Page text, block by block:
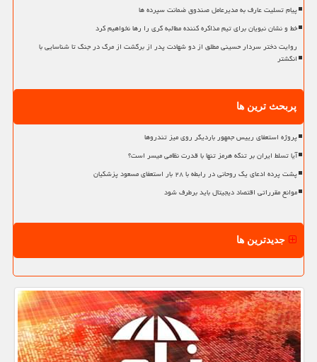
پیام تسلیت عارف به مدیرعامل صندوق ضمانت سپرده ها
خط و نشان نبویان برای تیم مذاکره کننده مطالبه گری را رها نخواهیم کرد
روایت دختر سردار حسینی مطلق از دو شهادت پدر از برگشت از مرگ در جنگ تا شناسایی با
انگشتر
پربحث ترین ها
پروژه استعفای رییس جمهور باردیگر روی میز تندروها
آیا تسلط ایران بر تنگه هرمز تنها با قدرت نظامی میسر است؟
پشت پرده ادعای یک روحانی در رابطه با ۲۸ بار استعفای مسعود پزشکیان
موانع مقرراتی اقتصاد دیجیتال باید برطرف شود
جدیدترین ها